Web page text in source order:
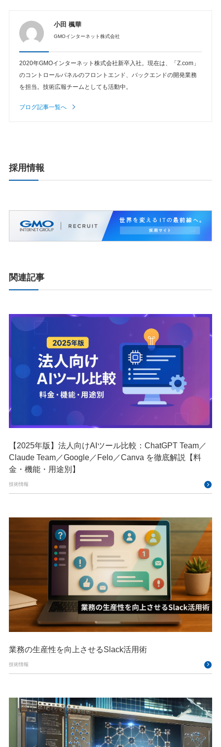
小田 楓華
GMOインターネット株式会社
2020年GMOインターネット株式会社新卒入社。現在は、「Z.com」
のコントロールパネルのフロントエンド、バックエンドの開発業務
を担当。技術広報チームとしても活動中。
ブログ記事一覧へ
採用情報
関連記事
【2025年版】法人向けAIツール比較：ChatGPT Team／
Claude Team／Google／Felo／Canva を徹底解説【料
金・機能・用途別】
技術情報
業務の生産性を向上させるSlack活用術
技術情報